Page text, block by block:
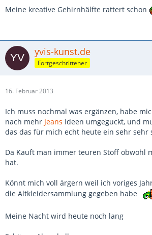
Meine kreative Gehirnhälfte rattert schon
yvis-kunst.de
Fortgeschrittener
16. Februar 2013
Ich muss nochmal was ergänzen, habe
nach mehr Jeans Ideen umgeguckt, und
das das für mich echt heute ein sehr sehr
Da Kauft man immer teuren Stoff obwohl
hat.
Könnt mich voll ärgern weil ich voriges
die Altkleidersammlung gegeben habe
Meine Nacht wird heute noch lang